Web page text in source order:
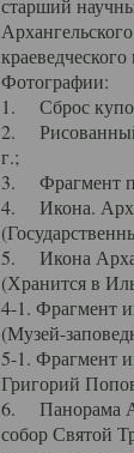
старший
краеведческого
Фотографии:
1. Сброс
2. Рисованный
г.;
3. Фрагмент
4. Икона.
5. Икона
(Хранится в
4-1. Фрагмент
(Музей-
5-1. Фрагмент
Григорий
6. Панорама
собор Святой